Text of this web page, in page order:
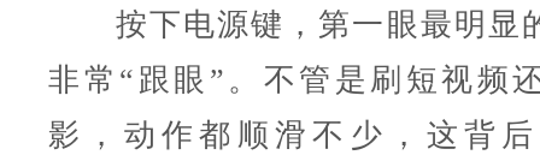
按下电源键，第一眼最明显
非常“跟眼”。不管是刷短视频
影，动作都顺滑不少，这背